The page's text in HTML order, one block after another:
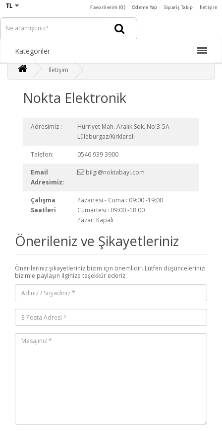
TL Favorilerim (0) Ödeme Yap Sipariş Takip İletişim
Kategoriler
İletişim
Nokta Elektronik
Adresimiz :
Hürriyet Mah. Aralık Sok. No:3-5A
Lüleburgaz/Kırklareli
Telefon: 0546 939 3900
Email
Adresimiz:
bilgi@noktabayi.com
Çalışma
Saatleri
Pazartesi - Cuma : 09:00 -19:00
Cumartesi : 09:00 -18:00
Pazar: Kapalı
Önerileniz ve Şikayetleriniz
Önerileriniz şikayetleriniz bizim için önemlidir. Lütfen düşüncelerinizi
bizimle paylaşın ilginize teşekkür ederiz